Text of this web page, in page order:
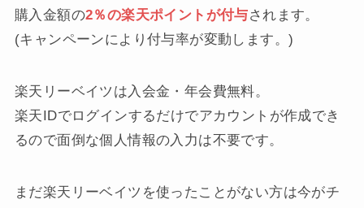
購入金額の2％の楽天ポイントが付与されます。
(キャンペーンにより付与率が変動します。)
楽天リーベイツは入会金・年会費無料。
楽天IDでログインするだけでアカウントが作成でき
るので面倒な個人情報の入力は不要です。
まだ楽天リーベイツを使ったことがない方は今がチ